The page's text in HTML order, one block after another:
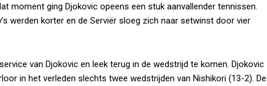
moment ging Djokovic opeens een stuk aanvallender tennissen.
werden korter en de Serviër sloeg zich naar setwinst door vier
van Djokovic en leek terug in de wedstrijd te komen. Djokovic
in het verleden slechts twee wedstrijden van Nishikori (13-2). De